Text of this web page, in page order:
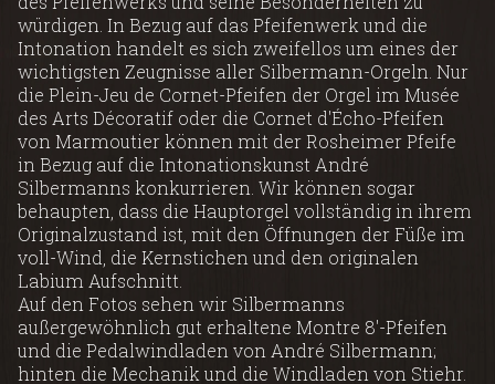
würdigen. In Bezug auf das Pfeifenwerk und die
Intonation handelt es sich zweifellos um eines der
wichtigsten Zeugnisse aller Silbermann-Orgeln. Nur
die Plein-Jeu de Cornet-Pfeifen der Orgel im Musée
des Arts Décoratif oder die Cornet d'Écho-Pfeifen
von Marmoutier können mit der Rosheimer Pfeife
in Bezug auf die Intonationskunst André
Silbermanns konkurrieren. Wir können sogar
behaupten, dass die Hauptorgel vollständig in ihrem
Originalzustand ist, mit den Öffnungen der Füße im
voll-Wind, die Kernstichen und den originalen
Labium Aufschnitt.
Auf den Fotos sehen wir Silbermanns
außergewöhnlich gut erhaltene Montre 8'-Pfeifen
und die Pedalwindladen von André Silbermann;
hinten die Mechanik und die Windladen von Stiehr.